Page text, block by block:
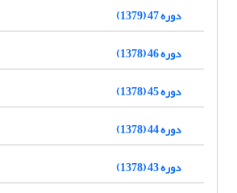
دوره 47 (1379)
دوره 46 (1378)
دوره 45 (1378)
دوره 44 (1378)
دوره 43 (1378)